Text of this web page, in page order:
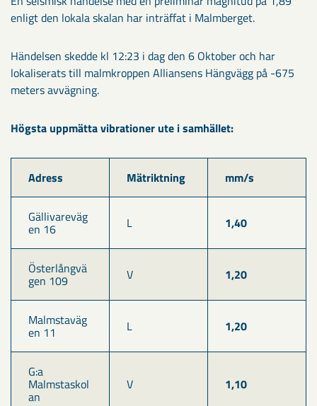
enligt den lokala skalan har inträffat i Malmberget.
Händelsen skedde kl 12:23 i dag den 6 Oktober och har
lokaliserats till malmkroppen Alliansens Hängvägg på -675
meters avvägning.
Högsta uppmätta vibrationer ute i samhället:
Adress Mätriktning mm/s
Gällivareväg
en 16 L 1,40
Österlångvä
gen 109 V 1,20
Malmstaväg
en 11 L 1,20
G:a
Malmstaskol
an
V 1,10